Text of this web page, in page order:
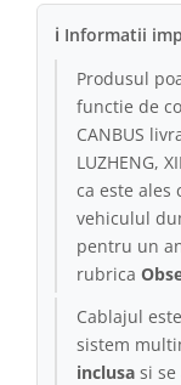
ℹ Informatii
Produsul
functie de
CANBUS
LUZHENG,
ca este
vehiculul
pentru un
rubrica
Cablajul
sistem
inclusa si